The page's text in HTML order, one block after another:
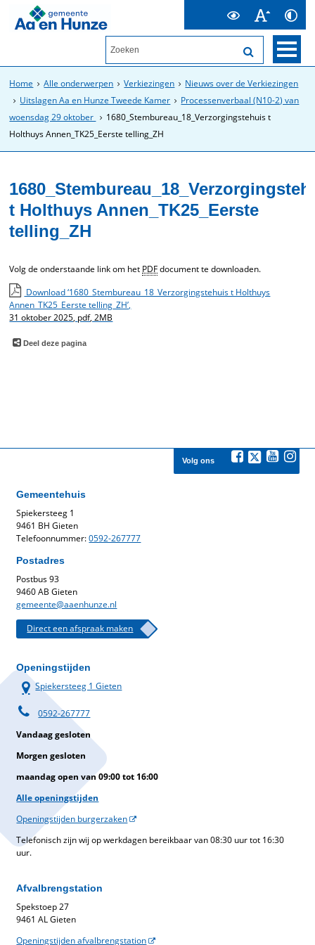
Home Alle onderwerpen Verkiezingen
Nieuws over de Verkiezingen
Uitslagen Aa en Hunze Tweede Kamer
Processenverbaal (N10-2) van
woensdag 29 oktober
1680_Stembureau_18_Verzorgingstehuis t
Holthuys Annen_TK25_Eerste telling_ZH
t Holthuys Annen_TK25_Eerste
telling_ZH
Volg de onderstaande link om het PDFdocument te downloaden.
Download ‘1680_Stembureau_18_Verzorgingstehuis t Holthuys
Annen_TK25_Eerste telling_ZH’,
31 oktober 2025, pdf, 2MB
Deel deze pagina
Volg ons
Gemeentehuis
Spiekersteeg 1
9461 BH Gieten
Telefoonnummer:0592-267777
Postadres
Postbus 93
9460 AB Gieten
gemeente@aaenhunze.nl
Direct een afspraak maken
Openingstijden
Spiekersteeg 1 Gieten
0592-267777
Vandaag gesloten
Morgen gesloten
maandag open van 09:00 tot 16:00
Alle openingstijden
Openingstijden burgerzaken
Telefonisch zijn wij op werkdagen bereikbaar van 08:30 uur tot 16:30
uur.
Afvalbrengstation
Spekstoep 27
9461 AL Gieten
Openingstijden afvalbrengstation